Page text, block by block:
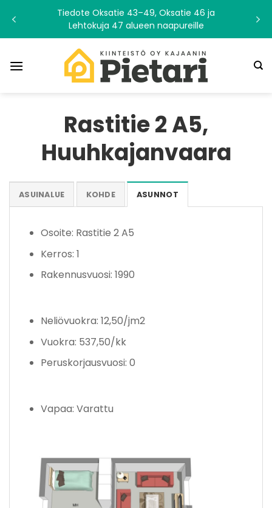
content
Tiedote Oksatie 43–49, Oksatie 46 ja
Lehtokuja 47 alueen naapureille
Rastitie 2 A5,
Huuhkajanvaara
ASUINALUE KOHDE ASUNNOT
Osoite: Rastitie 2 A5
Kerros: 1
Rakennusvuosi: 1990
Neliövuokra: 12,50/jm2
Vuokra: 537,50/kk
Peruskorjausvuosi: 0
Vapaa: Varattu